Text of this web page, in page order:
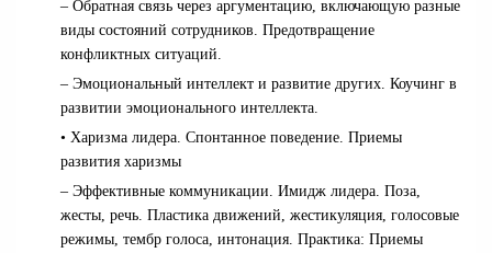
– Обратная связь через аргументацию, включающую разные
виды состояний сотрудников. Предотвращение
конфликтных ситуаций.
– Эмоциональный интеллект и развитие других. Коучинг в
развитии эмоционального интеллекта.
• Харизма лидера. Спонтанное поведение. Приемы
развития харизмы
– Эффективные коммуникации. Имидж лидера. Поза,
жесты, речь. Пластика движений, жестикуляция, голосовые
режимы, тембр голоса, интонация. Практика: Приемы